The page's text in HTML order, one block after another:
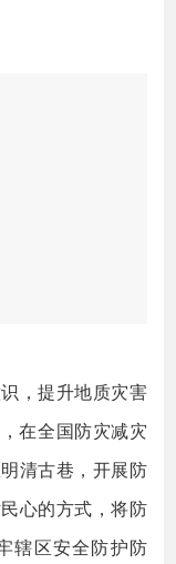
，提升地质灾害
在全国防灾减灾
清古巷，开展防
心的方式，将防
辖区安全防护防